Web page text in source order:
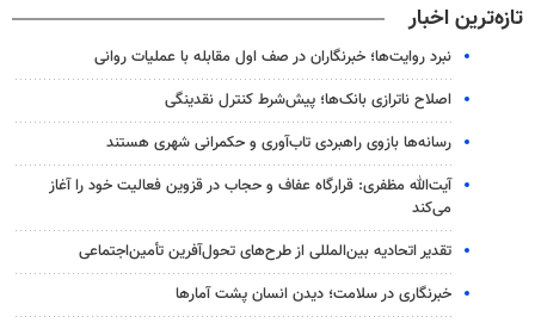
تازه‌ترین اخبار
نبرد روایت‌ها؛ خبرنگاران در صف اول مقابله با عملیات روانی
اصلاح ناترازی بانک‌ها؛ پیش‌شرط کنترل نقدینگی
رسانه‌ها بازوی راهبردی تاب‌آوری و حکمرانی شهری هستند
آیت‌الله مظفری: قرارگاه عفاف و حجاب در قزوین فعالیت خود را آغاز
می‌کند
تقدیر اتحادیه بین‌المللی از طرح‌های تحول‌آفرین تأمین‌اجتماعی
خبرنگاری در سلامت؛ دیدن انسان پشت آمارها